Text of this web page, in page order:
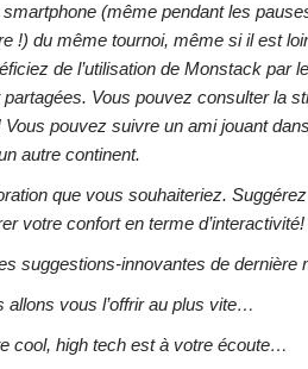
(même pendant les
!) du même tournoi, même si il est
de l’utilisation de Monstack par
Vous pouvez consulter la
pouvez suivre un ami jouant
autre continent.
que vous souhaiteriez.
votre confort en terme d’interactivité!
suggestions-innovantes de dernière
allons vous l’offrir au plus vite…
cool, high tech est à votre écoute…